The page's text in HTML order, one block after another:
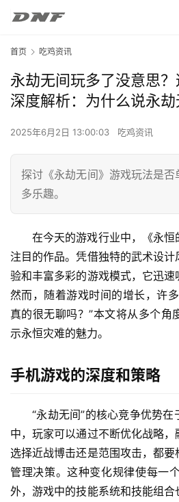
首页 吃鸡资讯
永劫无间玩多了没意思
深度解析：为什么说永
2025年6月2日 13:00:03 吃鸡资讯
探讨《永劫无间》游戏玩法是
多乐趣。
在今天的游戏行业中，《永
注目的作品。凭借独特的武术设
验和丰富多彩的游戏模式，它迅速
然而，随着游戏时间的增长，许
真的很无聊吗？”本文将从多个角
示永恒灾难的魅力。
手机游戏的深度和策略
“永劫无间”的核心竞争优势
中，玩家可以通过不断优化战略
选择近战博击还是范围攻击，都
管理决策。这种变化规律使每一
外，游戏中的技能系统和技能组